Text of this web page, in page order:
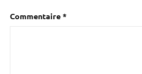
Commentaire*